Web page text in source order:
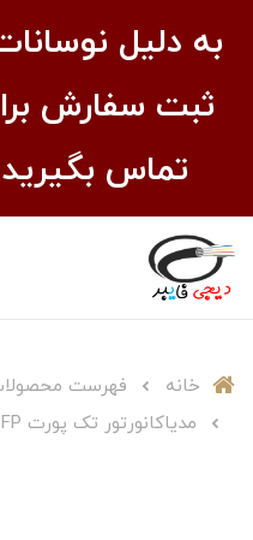
به دلیل
ثبت سفارش
تماس
خانه
فهرست
مدیاکانورتور تک پورت SFP مدل SFG-MC-1GE1SF